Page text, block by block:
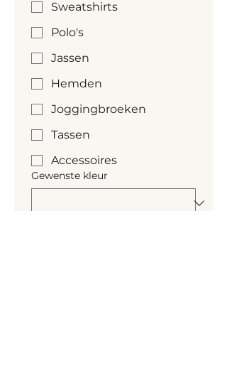
Sweatshirts
Polo's
Jassen
Hemden
Joggingbroeken
Tassen
Accessoires
Gewenste kleur